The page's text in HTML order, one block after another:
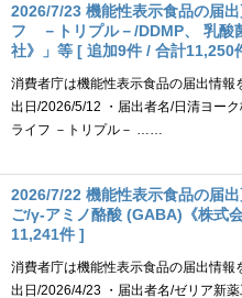
2026/7/23 機能性表示食品の届
フ －トリプル－/DDMP、 乳酸
社》」等 [ 追加9件 / 合計11,250
消費者庁は機能性表示食品の届出情
出日/2026/5/12 ・届出者名/日清ヨー
ライフ －トリプル－ ……
2026/7/22 機能性表示食品の届
ご/γ-アミノ酪酸 (GABA)《株式
11,241件 ]
消費者庁は機能性表示食品の届出情
出日/2026/4/23 ・届出者名/ゼリア新